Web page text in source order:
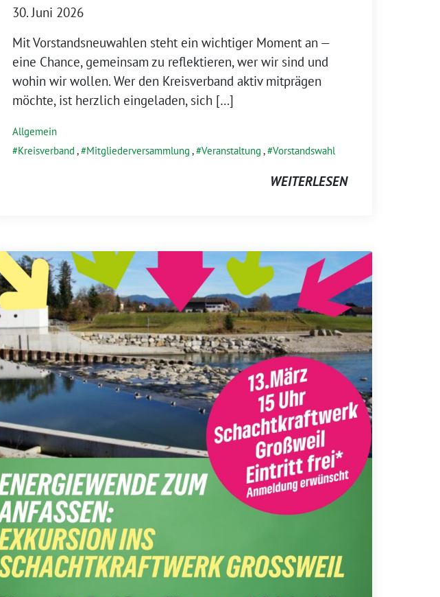
30. Juni 2026
Mit Vorstandsneuwahlen steht ein wichtiger Moment an —
eine Chance, gemeinsam zu reflektieren, wer wir sind und
wohin wir wollen. Wer den Kreisverband aktiv mitprägen
möchte, ist herzlich eingeladen, sich […]
Allgemein
Kreisverband , Mitgliederversammlung , Veranstaltung , Vorstandswahl
WEITERLESEN